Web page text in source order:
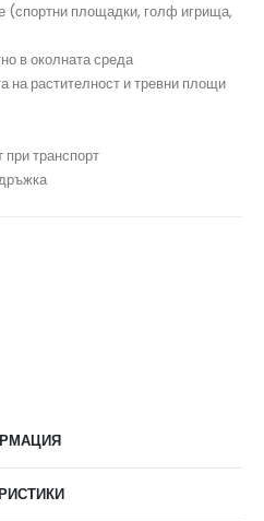
(спортни площадки, голф игрища,
в околната среда
на растителност и тревни площи
транспорт